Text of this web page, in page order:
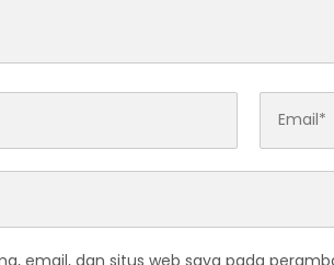
email, dan situs web saya pada